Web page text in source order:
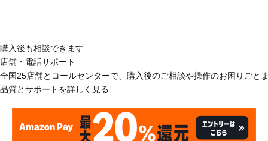
購入後も相談できます
店舗・電話サポート
全国25店舗とコールセンターで、購入後のご相談や操作のお困りごと
品質とサポートを詳しく見る